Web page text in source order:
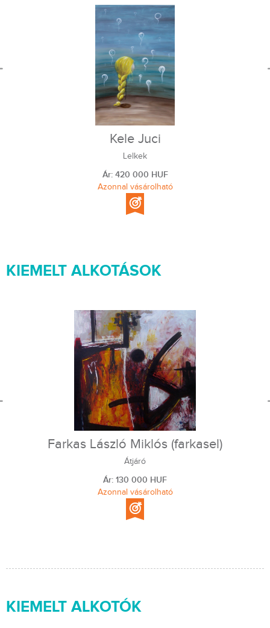
Kele Juci
Lelkek
Ár: 420 000 HUF
Azonnal vásárolható
KIEMELT ALKOTÁSOK
Farkas László Miklós (farkasel)
Átjáró
Ár: 130 000 HUF
Azonnal vásárolható
KIEMELT ALKOTÓK